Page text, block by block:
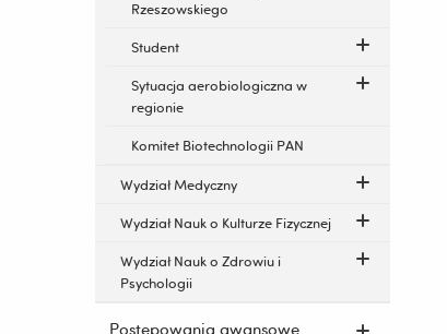
Rzeszowskiego
Student
Sytuacja aerobiologiczna w
regionie
Komitet Biotechnologii PAN
Wydział Medyczny
Wydział Nauk o Kulturze Fizycznej
Wydział Nauk o Zdrowiu i
Psychologii
Postępowania awansowe